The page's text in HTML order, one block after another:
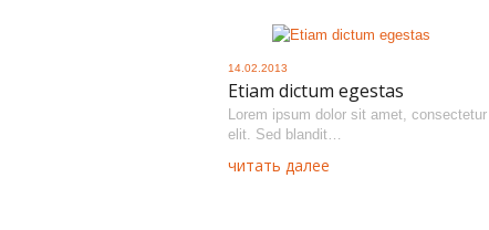
14.02.2013
Etiam dictum egestas
Lorem ipsum dolor sit amet,
elit. Sed blandit…
читать далее